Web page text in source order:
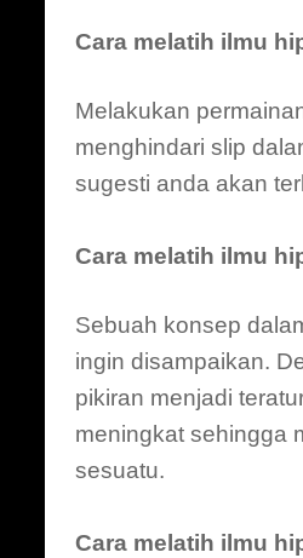
Cara melatih ilmu
Melakukan
menghindari slip
sugesti anda akan
Cara melatih ilmu
Sebuah konsep
ingin disampaikan.
pikiran menjadi
meningkat sehingga
sesuatu.
Cara melatih ilmu